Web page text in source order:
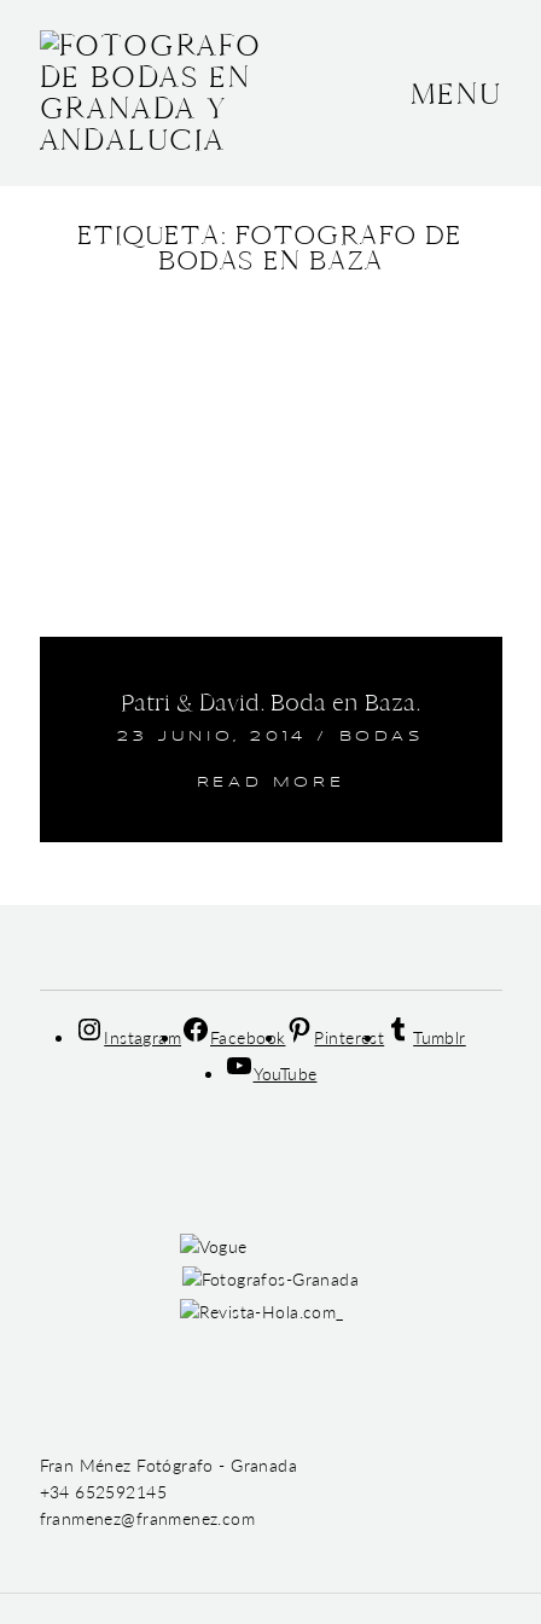
MENU
ETIQUETA: FOTOGRAFO DE
BODAS EN BAZA
Patri & David. Boda en Baza.
23 JUNIO, 2014 / BODAS
READ MORE
BODAS
Instagram Facebook Pinterest
Tumblr
YouTube
Fran Ménez Fotógrafo - Granada
+34 652592145
franmenez@franmenez.com